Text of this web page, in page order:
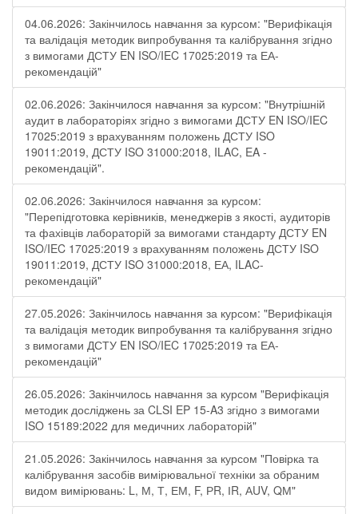
04.06.2026: Закінчилось навчання за курсом: "Верифікація
та валідація методик випробування та калібрування згідно
з вимогами ДСТУ EN ISO/IEC 17025:2019 та ЕА-
рекомендацій"
02.06.2026: Закінчилося навчання за курсом: "Внутрішній
аудит в лабораторіях згідно з вимогами ДСТУ EN ISO/IEC
17025:2019 з врахуванням положень ДСТУ ISO
19011:2019, ДСТУ ISO 31000:2018, ILAC, EA -
рекомендацій".
02.06.2026: Закінчилося навчання за курсом:
"Перепідготовка керівників, менеджерів з якості, аудиторів
та фахівців лабораторій за вимогами стандарту ДСТУ EN
ISO/IEC 17025:2019 з врахуванням положень ДСТУ ISO
19011:2019, ДСТУ ISO 31000:2018, ЕА, ILAC-
рекомендацій"
27.05.2026: Закінчилось навчання за курсом: "Верифікація
та валідація методик випробування та калібрування згідно
з вимогами ДСТУ EN ISO/IEC 17025:2019 та ЕА-
рекомендацій"
26.05.2026: Закінчилось навчання за курсом "Верифікація
методик досліджень за CLSI EP 15-A3 згідно з вимогами
ISO 15189:2022 для медичних лабораторій"
21.05.2026: Закінчилось навчання за курсом "Повірка та
калібрування засобів вимірювальної техніки за обраним
видом вимірювань: L, М, Т, ЕМ, F, РR, ІR, АUV, QМ"